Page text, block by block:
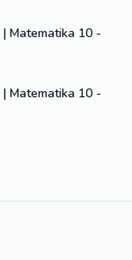
Matematika 10 -
Matematika 10 -